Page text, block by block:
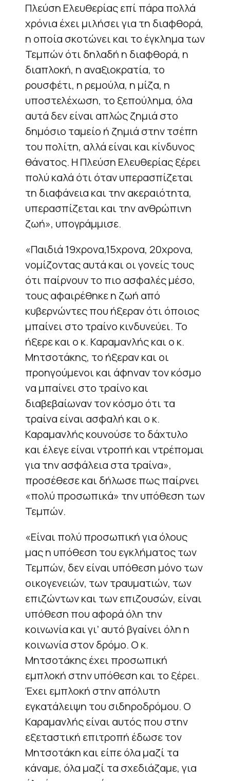
Πλεύση Ελευθερίας επί πάρα πολλά
χρόνια έχει μιλήσει για τη διαφθορά,
η οποία σκοτώνει και το έγκλημα των
Τεμπών ότι δηλαδή η διαφθορά, η
διαπλοκή, η αναξιοκρατία, το
ρουσφέτι, η ρεμούλα, η μίζα, η
υποστελέχωση, το ξεπούλημα, όλα
αυτά δεν είναι απλώς ζημιά στο
δημόσιο ταμείο ή ζημιά στην τσέπη
του πολίτη, αλλά είναι και κίνδυνος
θάνατος. Η Πλεύση Ελευθερίας ξέρει
πολύ καλά ότι όταν υπερασπίζεται
τη διαφάνεια και την ακεραιότητα,
υπερασπίζεται και την ανθρώπινη
ζωή», υπογράμμισε.
«Παιδιά 19χρονα,15χρονα, 20χρονα,
νομίζοντας αυτά και οι γονείς τους
ότι παίρνουν το πιο ασφαλές μέσο,
τους αφαιρέθηκε η ζωή από
κυβερνώντες που ήξεραν ότι όποιος
μπαίνει στο τραίνο κινδυνεύει. Το
ήξερε και ο κ. Καραμανλής και ο κ.
Μητσοτάκης, το ήξεραν και οι
προηγούμενοι και άφηναν τον κόσμο
να μπαίνει στο τραίνο και
διαβεβαίωναν τον κόσμο ότι τα
τραίνα είναι ασφαλή και ο κ.
Καραμανλής κουνούσε το δάχτυλο
και έλεγε είναι ντροπή και ντρέπομαι
για την ασφάλεια στα τραίνα»,
προσέθεσε και δήλωσε πως παίρνει
«πολύ προσωπικά» την υπόθεση των
Τεμπών.
«Είναι πολύ προσωπική για όλους
μας η υπόθεση του εγκλήματος των
Τεμπών, δεν είναι υπόθεση μόνο των
οικογενειών, των τραυματιών, των
επιζώντων και των επιζουσών, είναι
υπόθεση που αφορά όλη την
κοινωνία και γι’ αυτό βγαίνει όλη η
κοινωνία στον δρόμο. Ο κ.
Μητσοτάκης έχει προσωπική
εμπλοκή στην υπόθεση και το ξέρει.
Έχει εμπλοκή στην απόλυτη
εγκατάλειψη του σιδηροδρόμου. Ο
Καραμανλής είναι αυτός που στην
εξεταστική επιτροπή έδωσε τον
Μητσοτάκη και είπε όλα μαζί τα
κάναμε, όλα μαζί τα σχεδιάζαμε, για